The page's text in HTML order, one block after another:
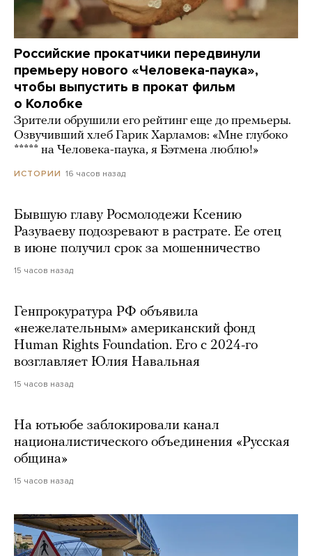
Российские прокатчики передвинули
премьеру нового «Человека-паука»,
чтобы выпустить в прокат фильм
о Колобке
Зрители обрушили его рейтинг еще до премьеры.
Озвучивший хлеб Гарик Харламов: «Мне глубоко
***** на Человека-паука, я Бэтмена люблю!»
ИСТОРИИ 16 часов назад
Бывшую главу Росмолодежи Ксению
Разуваеву подозревают в растрате. Ее отец
в июне получил срок за мошенничество
15 часов назад
Генпрокуратура РФ объявила
«нежелательным» американский фонд
Human Rights Foundation. Его с 2024-го
возглавляет Юлия Навальная
15 часов назад
На ютьюбе заблокировали канал
националистического объединения «Русская
община»
15 часов назад